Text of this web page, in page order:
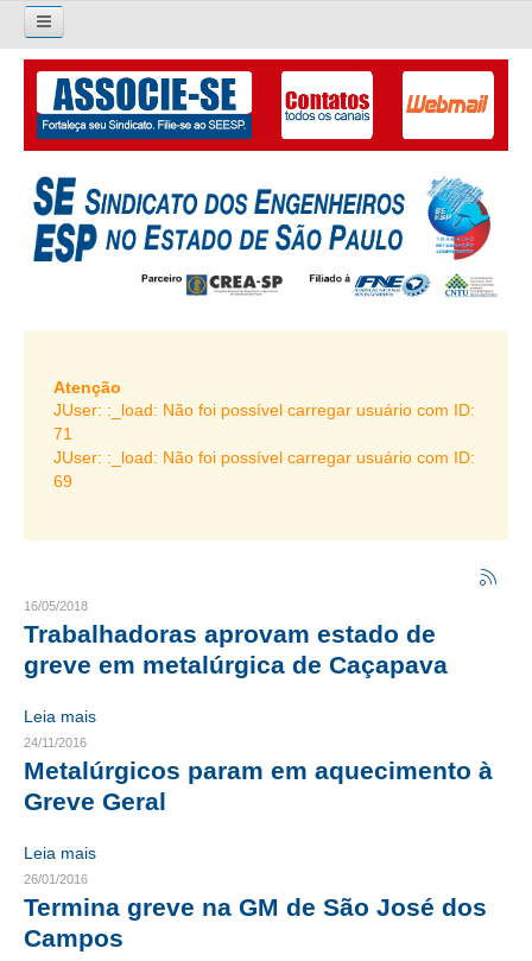
Pesquisar...
O SINDICATO
APRESENTAÇÃO
PALAVRA DO PRESIDENTE
DIRETORIA
LIVRO GESTÃO 2026-2029
SUBSEDES SINDICAIS
GALERIA EX-PRESIDENTES
CONSELHO TECNOLÓGICO
HISTÓRICO E ATUAÇÃO
COMPOSIÇÃO
CONSELHOS ASSESSORES
TRANSPARÊNCIA
Atenção
JUser: :_load: Não foi possível carregar usuário com ID:
71
JUser: :_load: Não foi possível carregar usuário com ID:
69
16/05/2018
Trabalhadoras aprovam estado de
greve em metalúrgica de Caçapava
Leia mais
24/11/2016
Metalúrgicos param em aquecimento à
Greve Geral
Leia mais
26/01/2016
Termina greve na GM de São José dos
Campos